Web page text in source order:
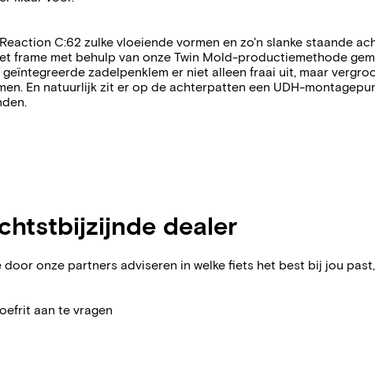
C:62 zulke vloeiende vormen en zo'n slanke staande
frame met behulp van onze Twin Mold-productiemethode
zadelpenklem er niet alleen fraai uit, maar
En natuurlijk zit er op de achterpatten een UDH-
dealer
onze partners adviseren in welke fiets het best bij jou
aan te vragen